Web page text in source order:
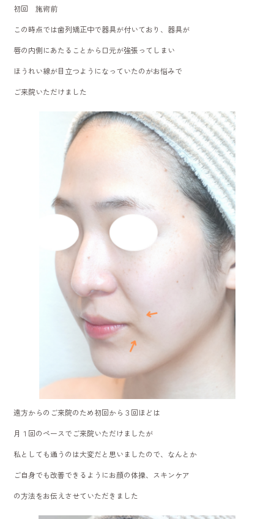
初回 施術前
この時点では歯列矯正中で器具が付いており、器具が
唇の内側にあたることから口元が強張ってしまい
ほうれい線が目立つようになっていたのがお悩みで
ご来院いただけました
遠方からのご来院のため初回から３回ほどは
月１回のペースでご来院いただけましたが
私としても通うのは大変だと思いましたので、なんとか
ご自身でも改善できるようにお顔の体操、スキンケア
の方法をお伝えさせていただきました